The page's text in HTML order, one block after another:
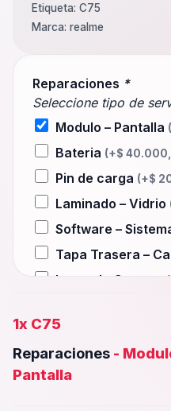
Reparaciones *
Seleccione tipo de
Modulo – Pantalla
Bateria (+$
Pin de carga (+$
Laminado – Vidrio
Software –
Tapa Trasera –
Lente de Camara
Wifi – Señal –
Camara Trasera
Camara frontal,
1x C75
Reparaciones -
Pantalla
Etiqueta: C75
Marca: realme